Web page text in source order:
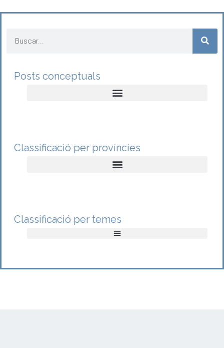
Posts conceptuals
Classificació per províncies
Classificació per temes